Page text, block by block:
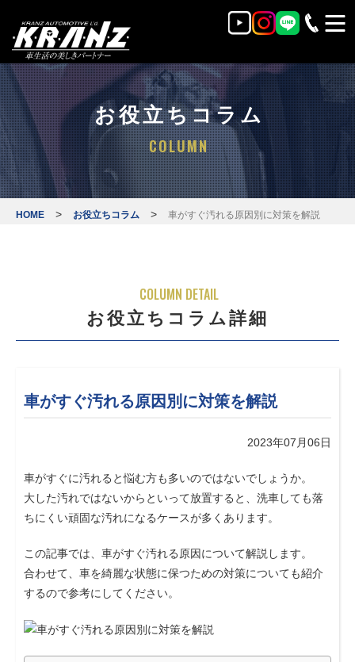
お役立ちコラム
COLUMN
HOME > お役立ちコラム > 車がすぐ汚れる原因別に対策を解説
COLUMN DETAIL
お役立ちコラム詳細
車がすぐ汚れる原因別に対策を解説
2023年07月06日
車がすぐに汚れると悩む方も多いのではないでしょうか。
大した汚れではないからといって放置すると、洗車しても落
ちにくい頑固な汚れになるケースが多くあります。
この記事では、車がすぐ汚れる原因について解説します。
合わせて、車を綺麗な状態に保つための対策についても紹介
するので参考にしてください。